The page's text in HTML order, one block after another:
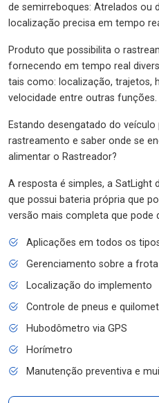
de semirreboques: Atrelados ou
localização precisa em tempo
Produto que possibilita o
fornecendo em tempo real
tais como: localização, trajetos,
velocidade entre outras funções.
Estando desengatado do
rastreamento e saber onde se
alimentar o Rastreador?
A resposta é simples, a SatLight
que possui bateria própria que
versão mais completa que pode
Aplicações em todos os
Gerenciamento sobre a frota
Localização do implemento
Controle de pneus e
Hubodômetro via GPS
Horímetro
Manutenção preventiva e